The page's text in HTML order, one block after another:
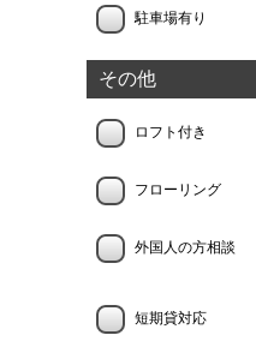
駐車場有り
その他
ロフト付き
フローリング
外国人の方相談
短期貸対応